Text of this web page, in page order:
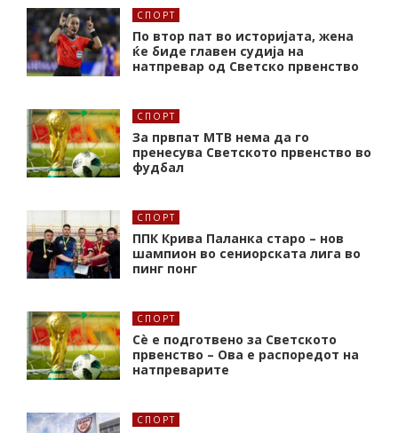
СПОРТ
По втор пат во историјата, жена
ќе биде главен судија на
натпревар од Светско првенство
СПОРТ
За првпат МТВ нема да го
пренесува Светското првенство во
фудбал
СПОРТ
ППК Крива Паланка старо – нов
шампион во сениорската лига во
пинг понг
СПОРТ
Сè е подготвено за Светското
првенство – Ова е распоредот на
натпреварите
СПОРТ